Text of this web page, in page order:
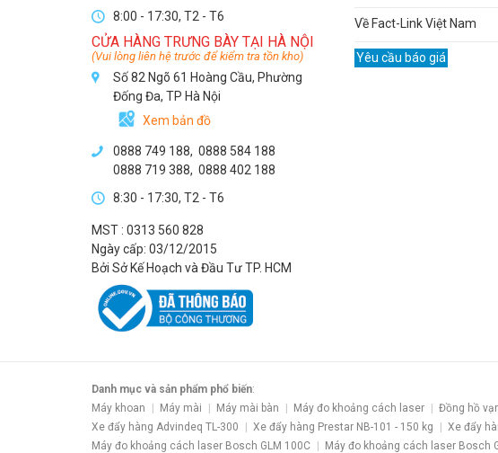
8:00 - 17:30, T2 - T6
CỬA HÀNG TRƯNG BÀY TẠI HÀ NỘI
(Vui lòng liên hệ trước để kiểm tra tồn kho)
Số 82 Ngõ 61 Hoàng Cầu, Phường
Đống Đa, TP Hà Nội
Xem bản đồ
0888 749 188, 0888 584 188
0888 719 388, 0888 402 188
8:30 - 17:30, T2 - T6
MST : 0313 560 828
Ngày cấp: 03/12/2015
Bởi Sở Kế Hoạch và Đầu Tư TP. HCM
Về Fact-Link Việt Nam
Yêu cầu báo giá
Danh mục và sản phẩm phổ biến:
Máy khoan
Máy mài Máy mài bàn Máy đo khoảng cách laser Đồng hồ
Xe đẩy hàng Advindeq TL-300
Xe đẩy hàng Prestar NB-101 - 150 kg Xe đẩy
Máy đo khoảng cách laser Bosch GLM 100C
Máy đo khoảng cách laser Bosch